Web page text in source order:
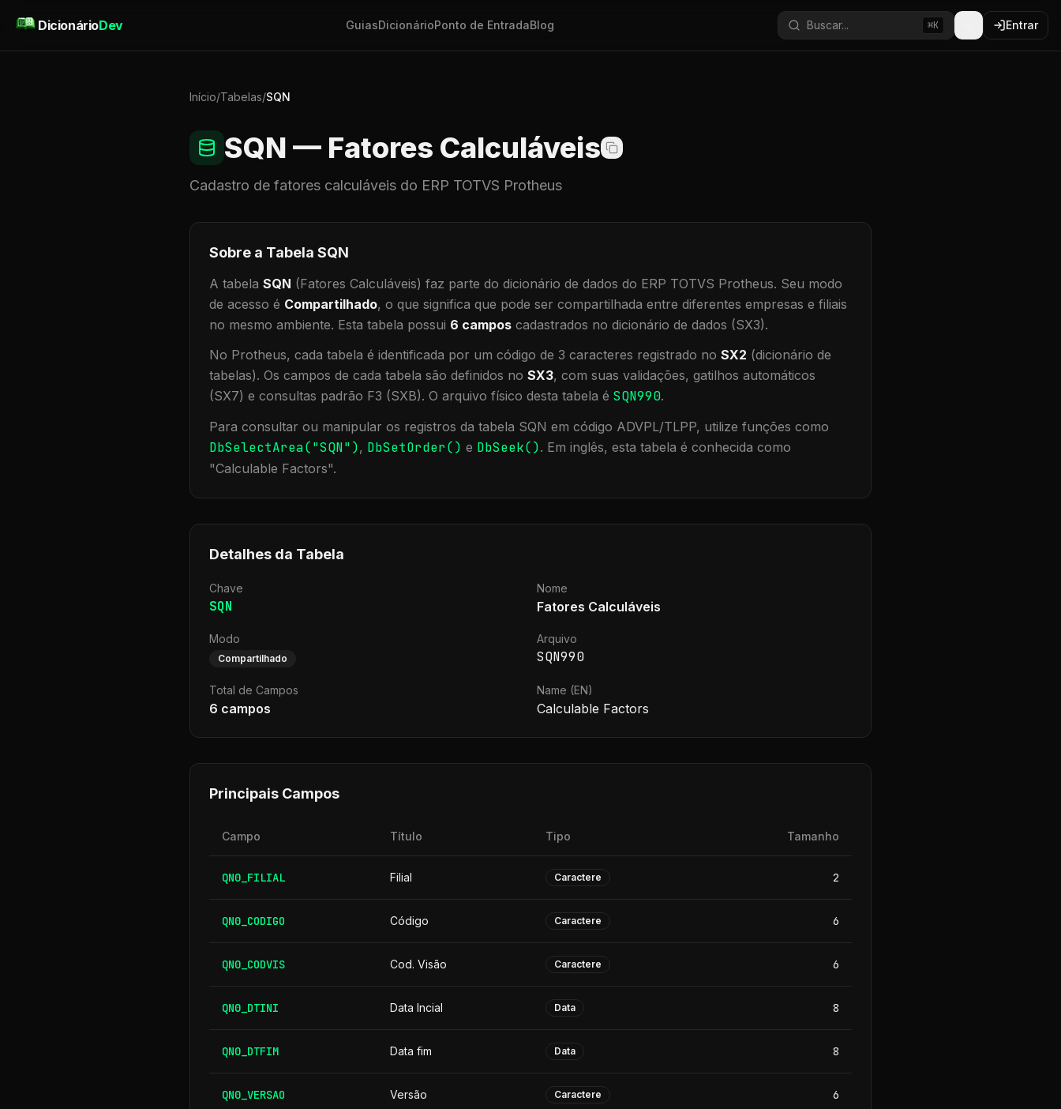
DicionárioDev GuiasDicionárioPonto de EntradaBlog Buscar... ⌘K Entrar
Início/Tabelas/SQN
SQN — Fatores Calculáveis
Cadastro de fatores calculáveis do ERP TOTVS Protheus
Sobre a Tabela SQN
A tabela SQN (Fatores Calculáveis) faz parte do dicionário de dados do ERP TOTVS Protheus. Seu modo
de acesso é Compartilhado, o que significa que pode ser compartilhada entre diferentes empresas e filiais
no mesmo ambiente. Esta tabela possui 6 campos cadastrados no dicionário de dados (SX3).
No Protheus, cada tabela é identificada por um código de 3 caracteres registrado no SX2 (dicionário de
tabelas). Os campos de cada tabela são definidos no SX3, com suas validações, gatilhos automáticos
(SX7) e consultas padrão F3 (SXB). O arquivo físico desta tabela é SQN990.
Para consultar ou manipular os registros da tabela SQN em código ADVPL/TLPP, utilize funções como
DbSelectArea("SQN"), DbSetOrder() e DbSeek(). Em inglês, esta tabela é conhecida como
"Calculable Factors".
Detalhes da Tabela
Chave
SQN
Nome
Fatores Calculáveis
Modo
Compartilhado
Arquivo
SQN990
Total de Campos
6 campos
Name (EN)
Calculable Factors
Principais Campos
Campo Título Tipo Tamanho
QN0_FILIAL Filial Caractere 2
QN0_CODIGO Código Caractere 6
QN0_CODVIS Cod. Visão Caractere 6
QN0_DTINI Data Incial Data 8
QN0_DTFIM Data fim Data 8
QN0_VERSAO Versão Caractere 6